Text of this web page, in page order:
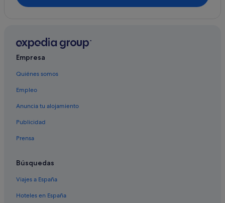
Empresa
Quiénes somos
Empleo
Anuncia tu alojamiento
Publicidad
Prensa
Búsquedas
Viajes a España
Hoteles en España